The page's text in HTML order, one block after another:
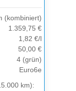
(kombiniert)
1.359,75 €
1,82 €/l
50,00 €
4 (grün)
Euro6e
km):